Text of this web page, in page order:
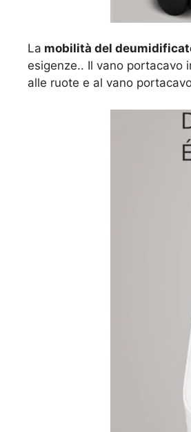
La mobilità del
esigenze.. Il vano portacavo
alle ruote e al vano